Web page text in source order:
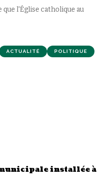
que l'Église catholique au
ACTUALITÉ POLITIQUE
installée à